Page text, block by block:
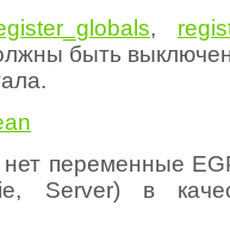
,
быть
нет переменные
Server) в